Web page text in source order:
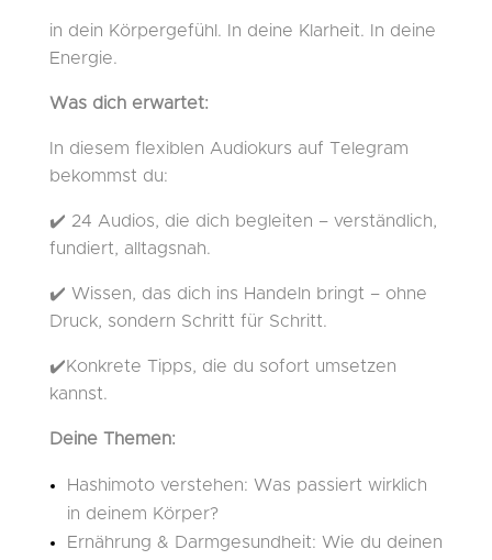
in dein Körpergefühl. In deine Klarheit. In deine
Energie.
Was dich erwartet:
In diesem flexiblen Audiokurs auf Telegram
bekommst du:
✔️ 24 Audios, die dich begleiten – verständlich,
fundiert, alltagsnah.
✔️ Wissen, das dich ins Handeln bringt – ohne
Druck, sondern Schritt für Schritt.
✔️Konkrete Tipps, die du sofort umsetzen
kannst.
Deine Themen:
Hashimoto verstehen: Was passiert wirklich
in deinem Körper?
Ernährung & Darmgesundheit: Wie du deinen